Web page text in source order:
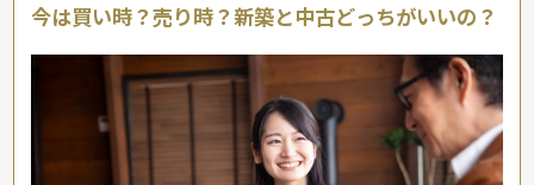
今は買い時？売り時？新築と中古どっちがいいの？